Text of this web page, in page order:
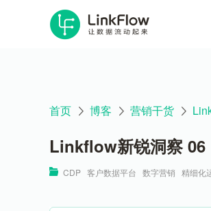
首页 博客 营销干货
Linkflow新锐洞察 06
CDP 客户数据平台 数字营销 精细化